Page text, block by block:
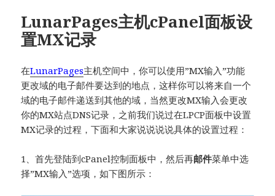
LunarPages主机cPanel面板设
置MX记录
在LunarPages主机空间中，你可以使用”MX输入”功能
更改域的电子邮件要达到的地点，这样你可以将来自一个
域的电子邮件递送到其他的域，当然更改MX输入会更改
你的MX站点DNS记录，之前我们说过在LPCP面板中设置
MX记录的过程，下面和大家说说说说具体的设置过程：
1、首先登陆到cPanel控制面板中，然后再邮件菜单中选
择”MX输入”选项，如下图所示：